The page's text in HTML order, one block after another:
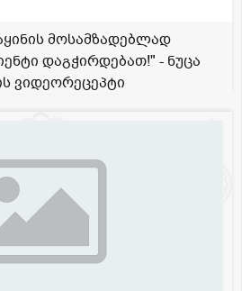
მოსამზადებლად
დაგჭირდებათ!" - ნუცა
ვიდეორეცეპტი